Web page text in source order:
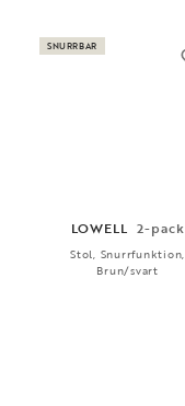
LOWELL 2-pack
Stol, Snurrfunktion,
Brun/svart
SNURRBAR